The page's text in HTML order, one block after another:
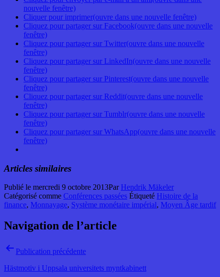
nouvelle fenêtre)
Cliquer pour imprimer(ouvre dans une nouvelle fenêtre)
Cliquez pour partager sur Facebook(ouvre dans une nouvelle
fenêtre)
Cliquez pour partager sur Twitter(ouvre dans une nouvelle
fenêtre)
Cliquez pour partager sur LinkedIn(ouvre dans une nouvelle
fenêtre)
Cliquez pour partager sur Pinterest(ouvre dans une nouvelle
fenêtre)
Cliquez pour partager sur Reddit(ouvre dans une nouvelle
fenêtre)
Cliquez pour partager sur Tumblr(ouvre dans une nouvelle
fenêtre)
Cliquez pour partager sur WhatsApp(ouvre dans une nouvelle
fenêtre)
Articles similaires
Publié le mercredi 9 octobre 2013Par Hendrik Mäkeler
Catégorisé comme Conférences passées Étiqueté Histoire de la
finance, Monnayage, Système monétaire impérial, Moyen Âge tardif
Navigation de l’article
Publication précédente
Hästmotiv i Uppsala universitets myntkabinett